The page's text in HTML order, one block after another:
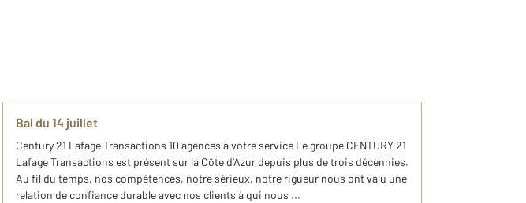
Bal du 14 juillet
Century 21 Lafage Transactions 10 agences à votre service Le groupe CENTURY 21
Lafage Transactions est présent sur la Côte d’Azur depuis plus de trois décennies.
Au fil du temps, nos compétences, notre sérieux, notre rigueur nous ont valu une
relation de confiance durable avec nos clients à qui nous ...